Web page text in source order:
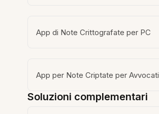
App di Note Crittografate per PC
App per Note Criptate per Avvocati
Soluzioni complementari